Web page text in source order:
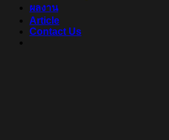
ผลงาน
Article
Contact Us